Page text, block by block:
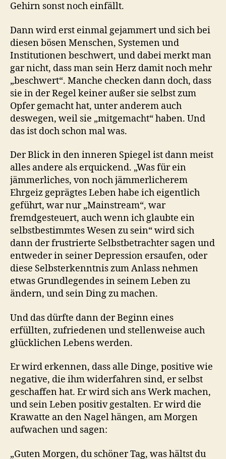
Gehirn sonst noch einfällt.
Dann wird erst einmal gejammert und sich bei
diesen bösen Menschen, Systemen und
Institutionen beschwert, und dabei merkt man
gar nicht, dass man sein Herz damit noch mehr
„beschwert“. Manche checken dann doch, dass
sie in der Regel keiner außer sie selbst zum
Opfer gemacht hat, unter anderem auch
deswegen, weil sie „mitgemacht“ haben. Und
das ist doch schon mal was.
Der Blick in den inneren Spiegel ist dann meist
alles andere als erquickend. „Was für ein
jämmerliches, von noch jämmerlicherem
Ehrgeiz geprägtes Leben habe ich eigentlich
geführt, war nur „Mainstream“, war
fremdgesteuert, auch wenn ich glaubte ein
selbstbestimmtes Wesen zu sein“ wird sich
dann der frustrierte Selbstbetrachter sagen und
entweder in seiner Depression ersaufen, oder
diese Selbsterkenntnis zum Anlass nehmen
etwas Grundlegendes in seinem Leben zu
ändern, und sein Ding zu machen.
Und das dürfte dann der Beginn eines
erfüllten, zufriedenen und stellenweise auch
glücklichen Lebens werden.
Er wird erkennen, dass alle Dinge, positive wie
negative, die ihm widerfahren sind, er selbst
geschaffen hat. Er wird sich ans Werk machen,
und sein Leben positiv gestalten. Er wird die
Krawatte an den Nagel hängen, am Morgen
aufwachen und sagen:
„Guten Morgen, du schöner Tag, was hältst du